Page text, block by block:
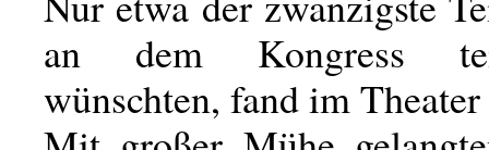
an dem Kongress
wünschten, fand im